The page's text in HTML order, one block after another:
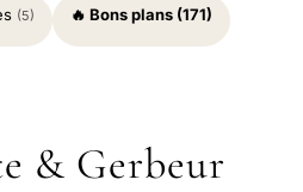
(5) 🔥 Bons plans (171)
& Gerbeur